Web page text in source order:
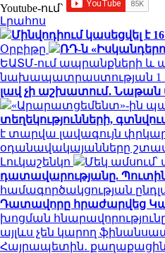
Youtube-ում`
Լրահոս
Մինվոդիում կասեցվել է
Օրբիթը
ՌԴ-ն
ԵԱՏՄ-ում ապրանքների և
նախապատրաստության 1
լավ չի աշխատում․ Նաթան
«Արարատցեմենտ»-ին
տեղեկությունների,
է տարվա լավագույն
օդանավակայանները
Լուկաշենկո
Մեկ
դատավարությանը.
համագործակցության
Դատավորը հրաժարվեց
խոցման
այլևս չեն կարող
Հայրապետին․